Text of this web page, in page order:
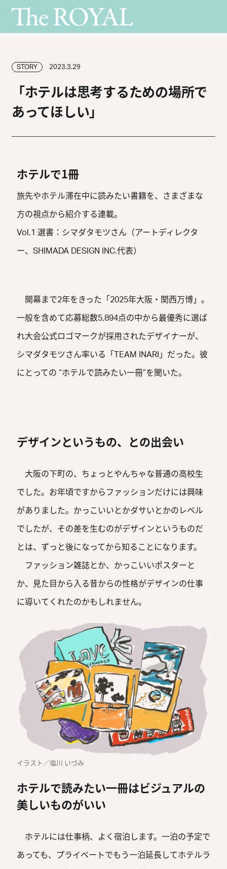
STORY 2023.3.29
「ホテルは思考するための場所で
あってほしい」
ホテルで1冊
旅先やホテル滞在中に読みたい書籍を、さまざまな
方の視点から紹介する連載。
Vol.1 選書：シマダタモツさん（アートディレクタ
ー、SHIMADA DESIGN INC.代表）
開幕まで2年をきった「2025年大阪・関西万博」。
一般を含めて応募総数5,894点の中から最優秀に選ば
れ大会公式ロゴマークが採用されたデザイナーが、
シマダタモツさん率いる「TEAM INARI」だった。彼
にとっての “ホテルで読みたい一冊”を聞いた。
デザインというもの、との出会い
大阪の下町の、ちょっとやんちゃな普通の高校生
でした。お年頃ですからファッションだけには興味
がありました。かっこいいとかダサいとかのレベル
でしたが、その差を生むのがデザインというものだ
とは、ずっと後になってから知ることになります。
ファッション雑誌とか、かっこいいポスターと
か、見た目から入る昔からの性格がデザインの仕事
に導いてくれたのかもしれません。
イラスト／塩川 いづみ
ホテルで読みたい一冊はビジュアルの
美しいものがいい
ホテルには仕事柄、よく宿泊します。一泊の予定で
あっても、プライベートでもう一泊延長してホテルラ